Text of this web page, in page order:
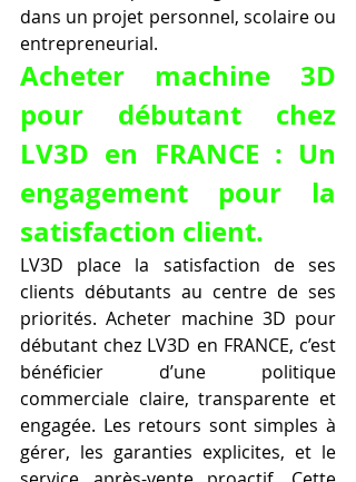
dans un projet personnel, scolaire ou
entrepreneurial.
Acheter machine 3D
pour débutant chez
LV3D en FRANCE : Un
engagement pour la
satisfaction client.
LV3D place la satisfaction de ses
clients débutants au centre de ses
priorités. Acheter machine 3D pour
débutant chez LV3D en FRANCE, c’est
bénéficier d’une politique
commerciale claire, transparente et
engagée. Les retours sont simples à
gérer, les garanties explicites, et le